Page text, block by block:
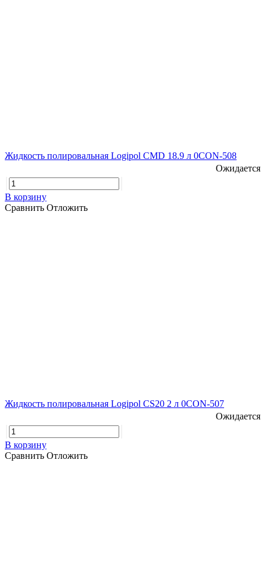
Жидкость полировальная Logipol CMD 18.9 л 0CON-508
Ожидается
В корзину
Сравнить Отложить
Жидкость полировальная Logipol CS20 2 л 0CON-507
Ожидается
В корзину
Сравнить Отложить